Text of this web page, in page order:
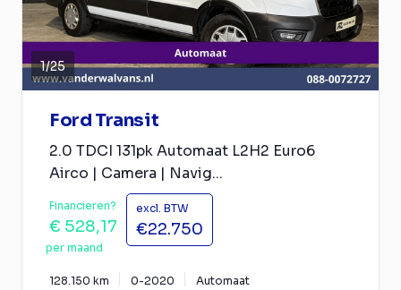
1/25
Ford Transit
2.0 TDCI 131pk Automaat L2H2 Euro6
Airco | Camera | Navig...
Financieren?
€ 528,17
per maand
excl. BTW
€22.750
128.150 km 0-2020 Automaat